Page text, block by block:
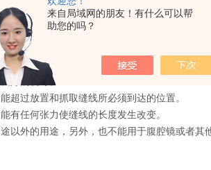
来自局域网的朋友！有什么可以帮
助您的吗？
镜手术缝线抓取，适合肝胆外科、胃肠外科
以及提示性内容】
好的视野。
超过放置和抓取缝线所必须到达的位置。
有任何张力使缝线的长度发生改变。
以外的用途，另外，也不能用于腹腔镜或者其